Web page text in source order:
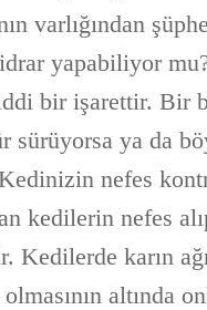
varlığından
yapabiliyor
bir işarettir. Bir
sürüyorsa ya da
nefes
kedilerin nefes
Kedilerde karın
altında